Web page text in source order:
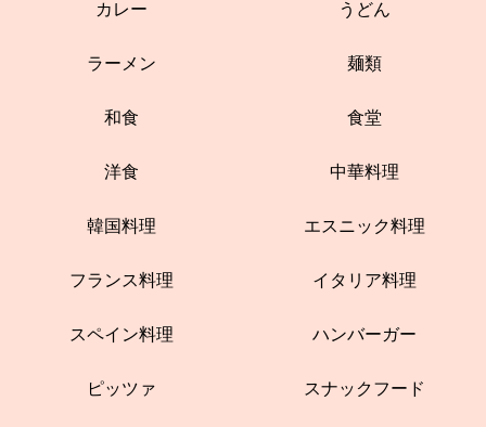
カレー うどん
ラーメン 麺類
和食 食堂
洋食 中華料理
韓国料理 エスニック料理
フランス料理 イタリア料理
スペイン料理 ハンバーガー
ピッツァ スナックフード